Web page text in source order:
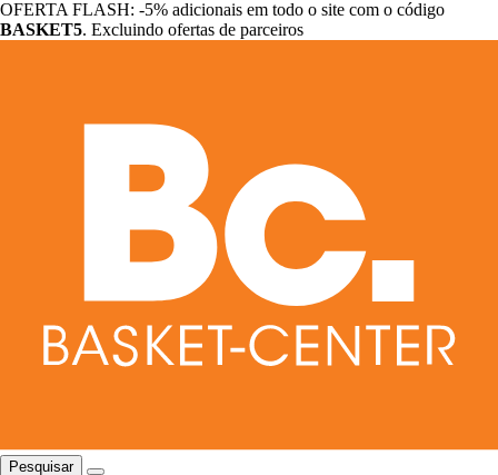
OFERTA FLASH: -5% adicionais em todo o site com o código
BASKET5. Excluindo ofertas de parceiros
Pesquisar